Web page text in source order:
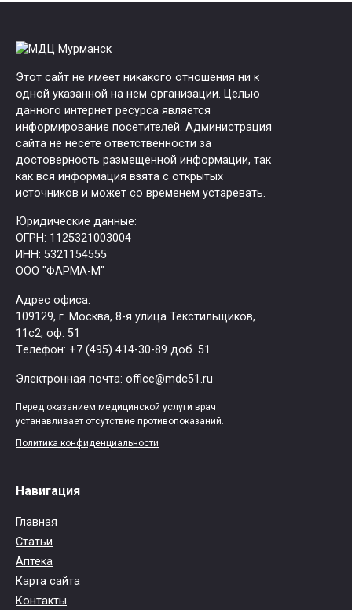
Этот сайт не имеет никакого отношения ни к
одной указанной на нем организации. Целью
данного интернет ресурса является
информирование посетителей. Администрация
сайта не несёте ответственности за
достоверность размещенной информации, так
как вся информация взята с открытых
источников и может со временем устаревать.
Юридические данные:
ОГРН: 1125321003004
ИНН: 5321154555
ООО "ФАРМА-М"
Адрес офиса:
109129, г. Москва, ​8-я улица Текстильщиков,
11с2, оф. 51
Tелефон: +7 (495) 414-30-89 доб. 51
Электронная почта: office@mdc51.ru
Перед оказанием медицинской услуги врач
устанавливает отсутствие противопоказаний.
Политика конфиденциальности
Навигация
Главная
Статьи
Аптека
Карта сайта
Контакты